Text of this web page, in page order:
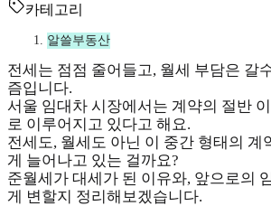
카테고리
알쓸부동산
전세는 점점 줄어들고, 월세 부담은 갈
즘입니다.
서울 임대차 시장에서는 계약의 절반
로 이루어지고 있다고 해요.
전세도, 월세도 아닌 이 중간 형태의 계
게 늘어나고 있는 걸까요?
준월세가 대세가 된 이유와, 앞으로의
게 변할지 정리해보겠습니다.